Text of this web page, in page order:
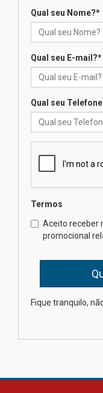
Qual seu Nome?*
Qual seu E-mail?*
Qual seu
Termos
Aceito receber
promocional
Fique tranquilo,